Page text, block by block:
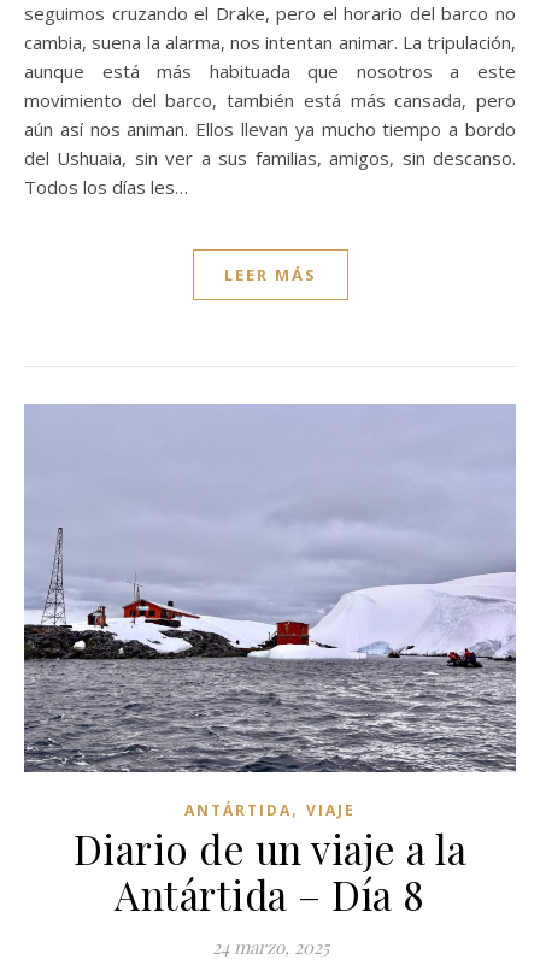
seguimos cruzando el Drake, pero el horario del barco no
cambia, suena la alarma, nos intentan animar. La tripulación,
aunque está más habituada que nosotros a este
movimiento del barco, también está más cansada, pero
aún así nos animan. Ellos llevan ya mucho tiempo a bordo
del Ushuaia, sin ver a sus familias, amigos, sin descanso.
Todos los días les…
LEER MÁS
ANTÁRTIDA, VIAJE
Diario de un viaje a la
Antártida – Día 8
24 marzo, 2025